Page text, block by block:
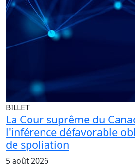
BILLET
La Cour suprême du
l'inférence défavorable
de spoliation
5 août 2026